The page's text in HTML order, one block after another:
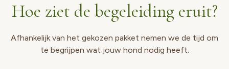
Hoe ziet de begeleiding eruit?
Afhankelijk van het gekozen pakket nemen we de tijd om
te begrijpen wat jouw hond nodig heeft.